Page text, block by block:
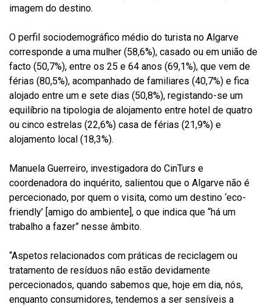
imagem do destino.
O perfil sociodemográfico médio do turista no Algarve
corresponde a uma mulher (58,6%), casado ou em união de
facto (50,7%), entre os 25 e 64 anos (69,1%), que vem de
férias (80,5%), acompanhado de familiares (40,7%) e fica
alojado entre um e sete dias (50,8%), registando-se um
equilíbrio na tipologia de alojamento entre hotel de quatro
ou cinco estrelas (22,6%) casa de férias (21,9%) e
alojamento local (18,3%).
Manuela Guerreiro, investigadora do CinTurs e
coordenadora do inquérito, salientou que o Algarve não é
percecionado, por quem o visita, como um destino ‘eco-
friendly’ [amigo do ambiente], o que indica que “há um
trabalho a fazer” nesse âmbito.
“Aspetos relacionados com práticas de reciclagem ou
tratamento de resíduos não estão devidamente
percecionados, quando sabemos que, hoje em dia, nós,
enquanto consumidores, tendemos a ser sensíveis a